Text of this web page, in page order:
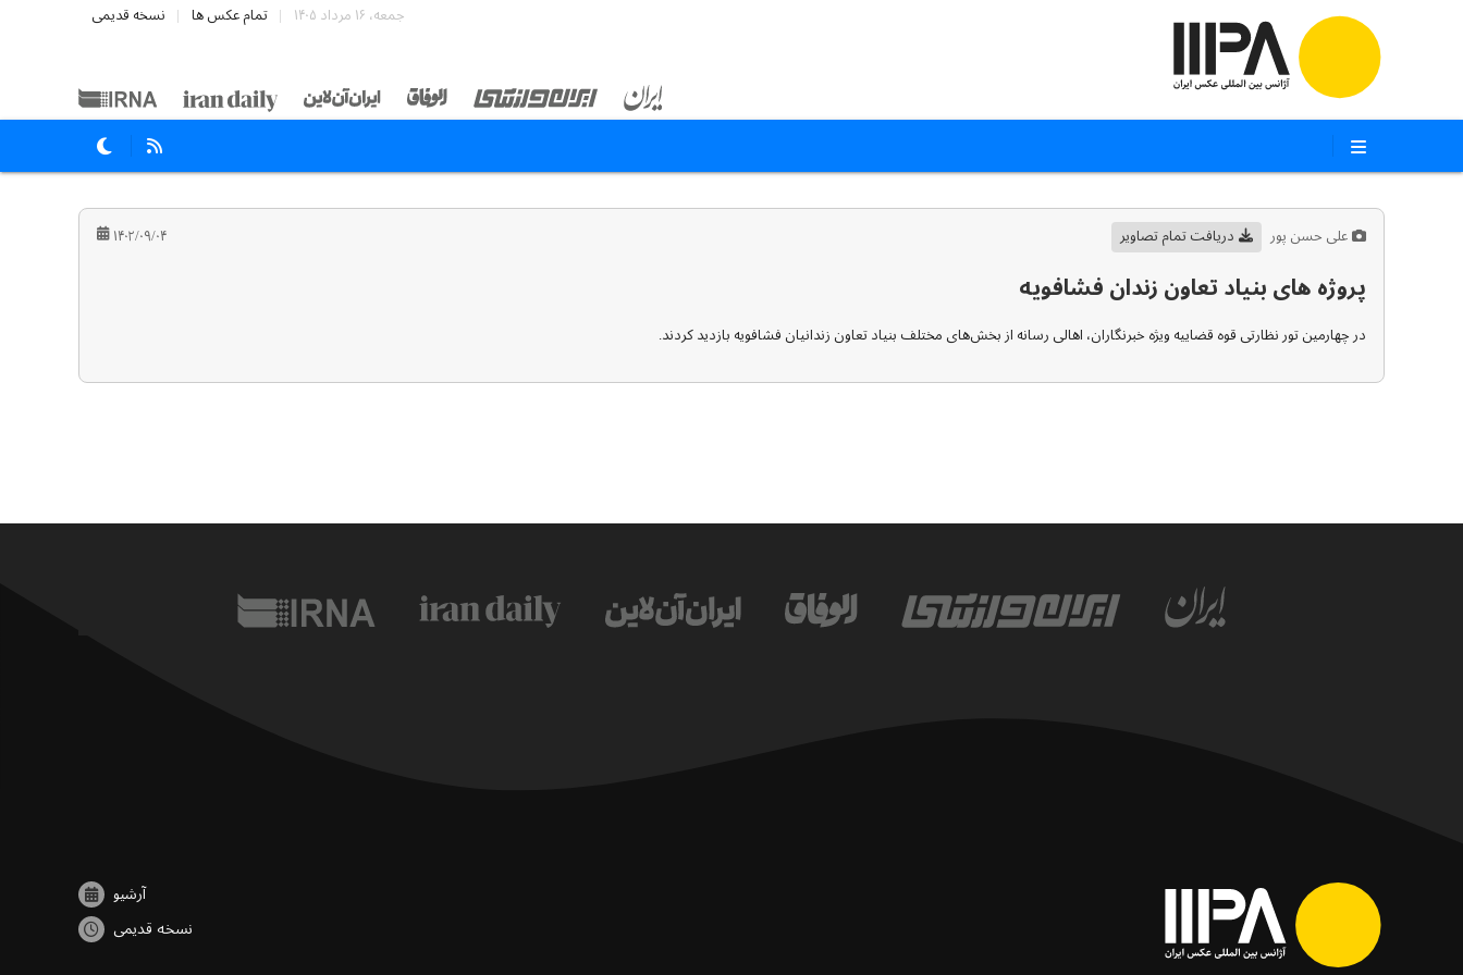
جمعه، ۱۶ مرداد ۱۴۰۵ تمام عکس ها نسخه قدیمی
علی حسن پور دریافت تمام تصاویر ۱۴۰۲/۰۹/۰۴
پروژه های بنیاد تعاون زندان فشافویه
در چهارمین تور نظارتی قوه قضاییه ویژه خبرنگاران، اهالی رسانه از بخش‌های مختلف بنیاد تعاون زندانیان فشافویه بازدید کردند.
آرشیو
نسخه قدیمی